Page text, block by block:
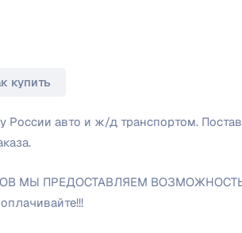
купить
России авто и ж/д транспортом.
МЫ ПРЕДОСТАВЛЯЕМ ВОЗМОЖНОСТЬ